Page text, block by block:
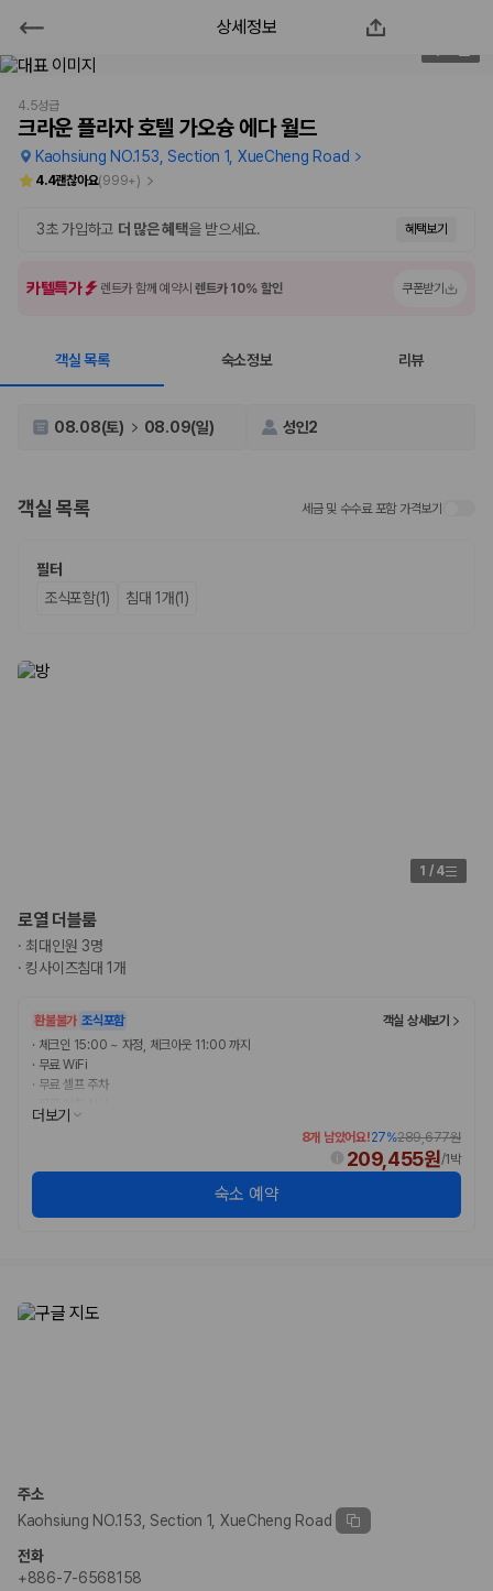
크라운 플라자 호텔 가오슝 에다 월드
2000만 이용고객이 선택한 제주 렌트카 가격비교 플랫폼
제주렌트카 가격비교는 카모아에서 한 번에
제주도 렌트카는 업체마다 차량 가격, 보험 조건, 면책금, 보상 한도, 인수
장소, 취소 규정이 다릅니다. 카모아는 여러 제주 렌트카 업체의 조건을 한
업체별 가격비교:
제주 렌트카 업체별 실시간 예약 가능 차량과 요금
차종별 최저가 비교:
인원에 맞는 차종별 가격을 비교합니다.
보험 조건 비교:일반자차, 완전자차, 슈퍼자차의 면책금과 보상 한
확인합니다.
실시간 예약:
제주렌트카 최저가는 차량 기본요금만으로 판단하기 어렵습니다. 보험 포
함 여부, 면책금, 보상 한도, 옵션 비용, 취소 수수료를 함께 확인해야 실제
로 저렴한 차량을 고를 수 있습니다.
2. 보험 조건은 가격만큼 중요합니다
는 제주 렌트카 가격과 함께 보험 조건을 비교해 여행 스타일에 맞는 보장
수준을 선택할 수 있습니다.
3. 제주공항 접근성과 셔틀 조건을 함께 확인하세요
제주 렌트카는 차량 인수 위치와 셔틀 편의성에 따라 실제 이용 만족도가
달라집니다. 공항에서 렌트카 사무실까지의 이동 조건을 가격과 함께 비교
하는 것이 좋습니다.
제주도 렌트카 차종별 가격비교
가 가장 먼저 비교하는 차종입니다.
준중형·중형차
제주렌트카 보험까지 비교해야 진짜 가격비교입
니다
상세정보
4.5성급
크라운 플라자 호텔 가오슝 에다 월드
Kaohsiung NO.153, Section 1, XueCheng Road
4.4괜찮아요(999+)
3초 가입하고 더 많은 혜택을 받으세요. 혜택보기
카텔특가 렌트카 함께 예약시렌트카 10% 할인 쿠폰받기
객실 목록 숙소정보 리뷰
08.08(토) 08.09(일) 성인2
객실 목록 세금 및 수수료 포함 가격보기
필터
조식포함(1)
침대 1개(1)
1 / 4
로열 더블룸
· 최대인원 3명
·킹사이즈침대 1개
환불불가 조식포함
객실 상세보기
· 체크인 15:00 ~ 자정, 체크아웃 11:00 까지
· 무료 WiFi
· 무료 셀프 주차
무료 아침 식사
더보기
8개 남았어요!27%289,677원
209,455원/1박
숙소 예약
주소
Kaohsiung NO.153, Section 1, XueCheng Road
전화
+886-7-6568158